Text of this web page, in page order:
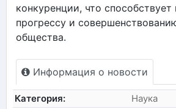
конкуренции, что
прогрессу и
общества.
Информация о новости
Категория:
Наука